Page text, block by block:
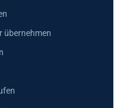
übernehmen